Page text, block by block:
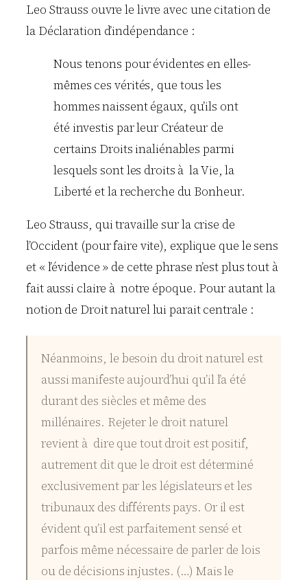
Leo Strauss ouvre le livre avec une citation de
la Déclaration d’indépendance :
Nous tenons pour évidentes en elles-
mêmes ces vérités, que tous les
hommes naissent égaux, qu’ils ont
été investis par leur Créateur de
certains Droits inaliénables parmi
lesquels sont les droits à la Vie, la
Liberté et la recherche du Bonheur.
Leo Strauss, qui travaille sur la crise de
l’Occident (pour faire vite), explique que le sens
et « l’évidence » de cette phrase n’est plus tout à
fait aussi claire à notre époque. Pour autant la
notion de Droit naturel lui parait centrale :
Néanmoins, le besoin du droit naturel est
aussi manifeste aujourd’hui qu’il l’a été
durant des siècles et même des
millénaires. Rejeter le droit naturel
revient à dire que tout droit est positif,
autrement dit que le droit est déterminé
exclusivement par les législateurs et les
tribunaux des différents pays. Or il est
évident qu’il est parfaitement sensé et
parfois même nécessaire de parler de lois
ou de décisions injustes. (…) Mais le